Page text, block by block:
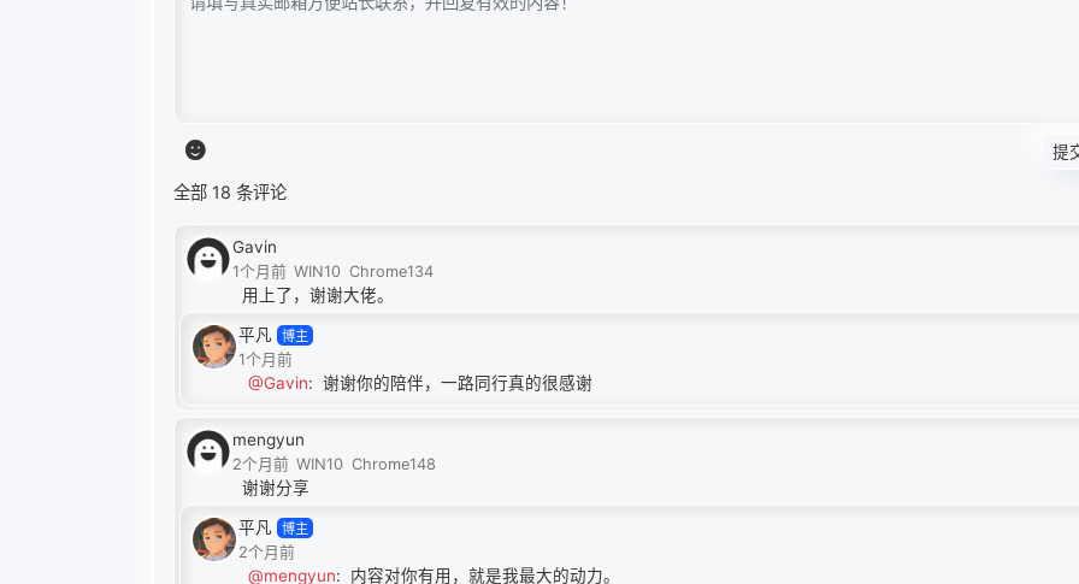
提
全部 18 条评论
Gavin
1个月前 WIN10 Chrome134
用上了，谢谢大佬。
平凡 博主
1个月前
@Gavin: 谢谢你的陪伴，一路同行真的很感谢
mengyun
2个月前 WIN10 Chrome148
谢谢分享
平凡 博主
2个月前
@mengyun: 内容对你有用，就是我最大的动力。